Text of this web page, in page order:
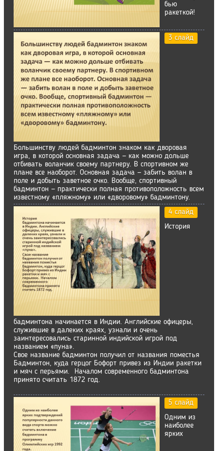
бью
ракеткой!
3 слайд
Большинству людей бадминтон знаком как дворовая
игра, в которой основная задача — как можно дольше
отбивать воланчик своему партнеру. В спортивном же
плане все наоборот. Основная задача — забить волан в
поле и добыть заветное очко. Вообще, спортивный
бадминтон — практически полная противоположность всем
известному «пляжному» или «дворовому» бадминтону.
4 слайд
История
бадминтона начинается в Индии. Английские офицеры,
служившие в далеких краях, узнали и очень
заинтересовались старинной индийской игрой под
названием «пуна».
Свое название бадминтон получил от названия поместья
Бадминтон, куда герцог Бофорт привез из Индии ракетки
и мяч с перьями. Началом современного бадминтона
принято считать 1872 год.
5 слайд
Одним из
наиболее
ярких